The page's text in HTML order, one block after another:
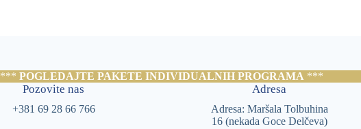
*** POGLEDAJTE PAKETE INDIVIDUALNIH PROGRAMA ***
Pozovite nas
+381 69 28 66 766
Adresa
Adresa: Maršala Tolbuhina
16 (nekada Goce Delčeva)